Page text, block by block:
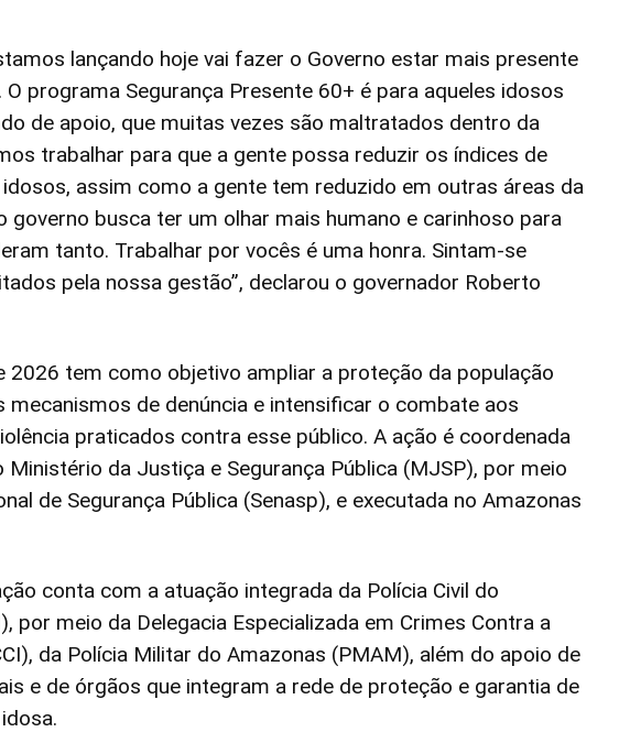
lançando hoje vai fazer o Governo estar mais presente
programa Segurança Presente 60+ é para aqueles idosos
de apoio, que muitas vezes são maltratados dentro da
trabalhar para que a gente possa reduzir os índices de
assim como a gente tem reduzido em outras áreas da
governo busca ter um olhar mais humano e carinhoso para
tanto. Trabalhar por vocês é uma honra. Sintam-se
pela nossa gestão”, declarou o governador Roberto
2026 tem como objetivo ampliar a proteção da população
mecanismos de denúncia e intensificar o combate aos
praticados contra esse público. A ação é coordenada
Ministério da Justiça e Segurança Pública (MJSP), por meio
de Segurança Pública (Senasp), e executada no Amazonas
conta com a atuação integrada da Polícia Civil do
por meio da Delegacia Especializada em Crimes Contra a
da Polícia Militar do Amazonas (PMAM), além do apoio de
e de órgãos que integram a rede de proteção e garantia de